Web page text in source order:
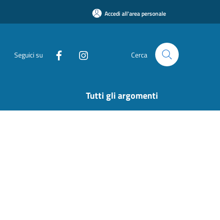
Accedi all'area personale
Seguici su Cerca
Tutti gli argomenti